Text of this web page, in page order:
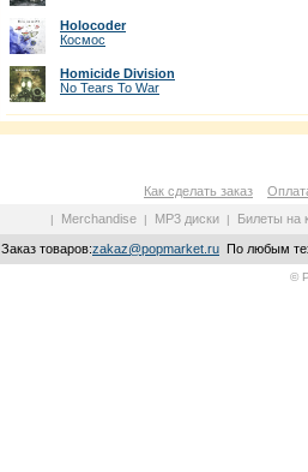
Holocoder
Космос
Homicide Division
No Tears To War
Как сделать заказ
| Merchandise | MP3 диски | Билеты на
Заказ товаров:zakaz@popmarket.ru По любым
©